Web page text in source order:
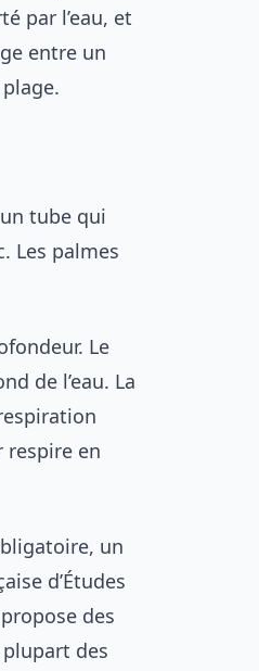
par l’eau, et
entre un
tube qui
Les palmes
Le
de l’eau. La
respire en
un
d’Études
des
des